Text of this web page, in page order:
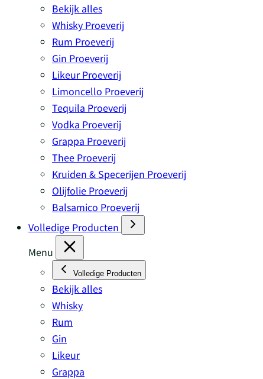
Bekijk alles
Whisky Proeverij
Rum Proeverij
Gin Proeverij
Likeur Proeverij
Limoncello Proeverij
Tequila Proeverij
Vodka Proeverij
Grappa Proeverij
Thee Proeverij
Kruiden & Specerijen Proeverij
Olijfolie Proeverij
Balsamico Proeverij
Volledige Producten
Menu
Volledige Producten
Bekijk alles
Whisky
Rum
Gin
Likeur
Grappa